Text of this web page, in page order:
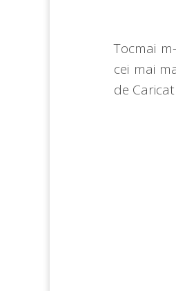
Tocmai
cei mai
de